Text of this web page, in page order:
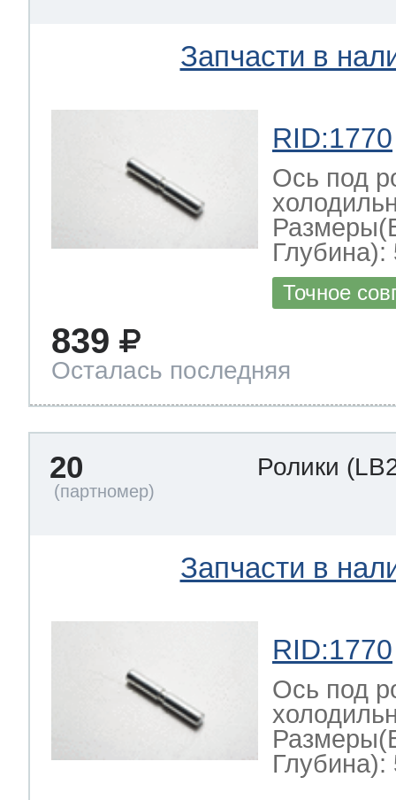
Запчасти в
RID:1770
Ось под
Глубина):
Точное
839
Осталась последняя
20 Ролики
Запчасти в
RID:1770
Ось под
Глубина):